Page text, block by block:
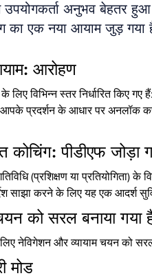
अनुभव बेहतर
का एक नया आयाम जुड़ गया
आरोहण
लिए विभिन्न स्तर निर्धारित किए
प्रदर्शन के आधार पर अनलॉक
कोचिंग: पीडीएफ जोड़ा
(प्रशिक्षण या
साझा करने के लिए यह एक आदर्श
को सरल बनाया गया
नेविगेशन और व्यायाम चयन को सरल
मोड